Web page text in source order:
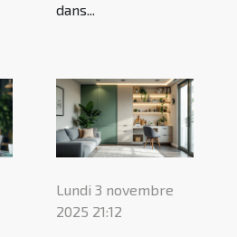
dans...
Lundi 3 novembre
2025 21:12